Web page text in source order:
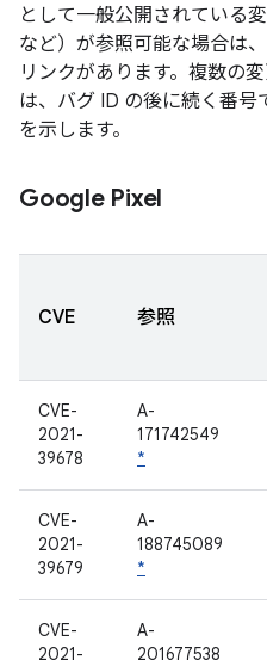
として一般公開されている
など）が参照可能な場合は
リンクがあります。複数の
は、バグ ID の後に続く番号
を示します。
Google Pixel
CVE 参照
CVE-
2021-
39678
A-
171742549
*
CVE-
2021-
39679
A-
188745089
*
CVE-
2021-
A-
201677538